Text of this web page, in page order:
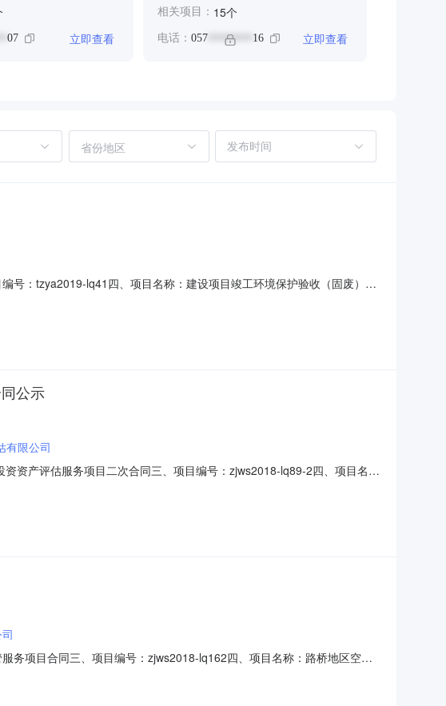
07 立即查看
相关项目： 15个
电话： 057 ******** 16 立即查看
省份地区
号：tzya2019-lq41四、项目名称：建设项目竣工环境保护验收（固废）入
1.主要标的信息：标项一主要标的名称：建设项目竣工环境保护验收
公示
有限公司
资产评估服务项目二次合同三、项目编号：zjws2018-lq89-2四、项目名
公司地址：成都市双流区西航港街道珠江路600号3栋1单元6楼605号
务项目合同三、项目编号：zjws2018-lq162四、项目名称：路桥地区空气
全部内4层联系方式：010-62386997六、合同主体信息1.主要标